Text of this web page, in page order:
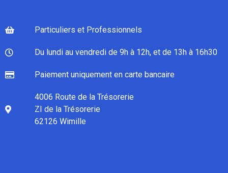
Particuliers et Professionnels
Du lundi au vendredi de 9h à 12h, et de 13h à 16h30
Paiement uniquement en carte bancaire
4006 Route de la Trésorerie
ZI de la Trésorerie
62126 Wimille